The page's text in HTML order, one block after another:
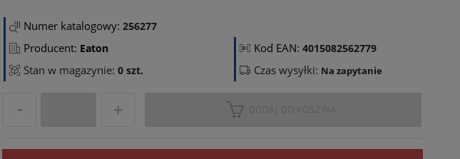
Numer katalogowy: 256277
Producent: Eaton Kod EAN:4015082562779
Stan w magazynie: 0 szt. Czas wysyłki: Na zapytanie
DODAJ DO KOSZYKA